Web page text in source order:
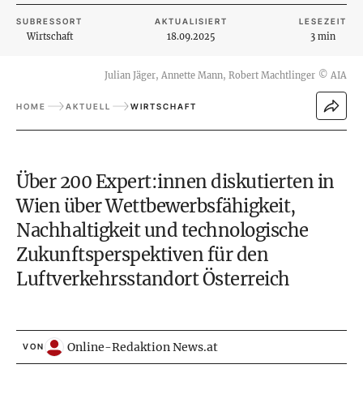
SUBRESSORT
Wirtschaft
AKTUALISIERT
18.09.2025
LESEZEIT
3 min
Julian Jäger, Annette Mann, Robert Machtlinger © AIA
HOME AKTUELL WIRTSCHAFT
Über 200 Expert:innen diskutierten in
Wien über Wettbewerbsfähigkeit,
Nachhaltigkeit und technologische
Zukunftsperspektiven für den
Luftverkehrsstandort Österreich
VON Online-Redaktion News.at